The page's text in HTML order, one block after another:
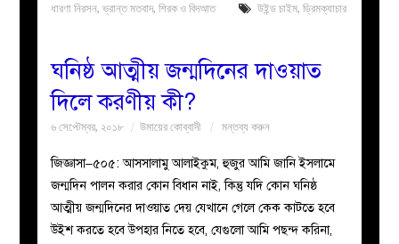
ধারণা নিরসন,ভ্রান্ত মতবাদ,শিরক ও বিদআত উইন্ড চাইম, ড্রিমক্যাচার
ঘনিষ্ঠ আত্মীয় জন্মদিনের দাওয়াত
দিলে করণীয় কী?
৬ সেপ্টেম্বর, ২০১৮ উমায়ের কোব্বাদী মন্তব্য করুন
জিজ্ঞাসা–৫০৫: আসসালামু আলাইকুম, হুজুর আমি জানি ইসলামে
জন্মদিন পালন করার কোন বিধান নাই, কিন্তু যদি কোন ঘনিষ্ঠ
আত্মীয় জন্মদিনের দাওয়াত দেয় যেখানে গেলে কেক কাটতে হবে
উইশ করতে হবে উপহার নিতে হবে, যেগুলো আমি পছন্দ করিনা,